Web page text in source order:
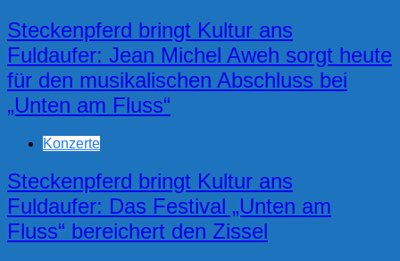
Steckenpferd bringt Kultur ans
Fuldaufer: Jean Michel Aweh sorgt heute
für den musikalischen Abschluss bei
„Unten am Fluss“
Konzerte
Steckenpferd bringt Kultur ans
Fuldaufer: Das Festival „Unten am
Fluss“ bereichert den Zissel